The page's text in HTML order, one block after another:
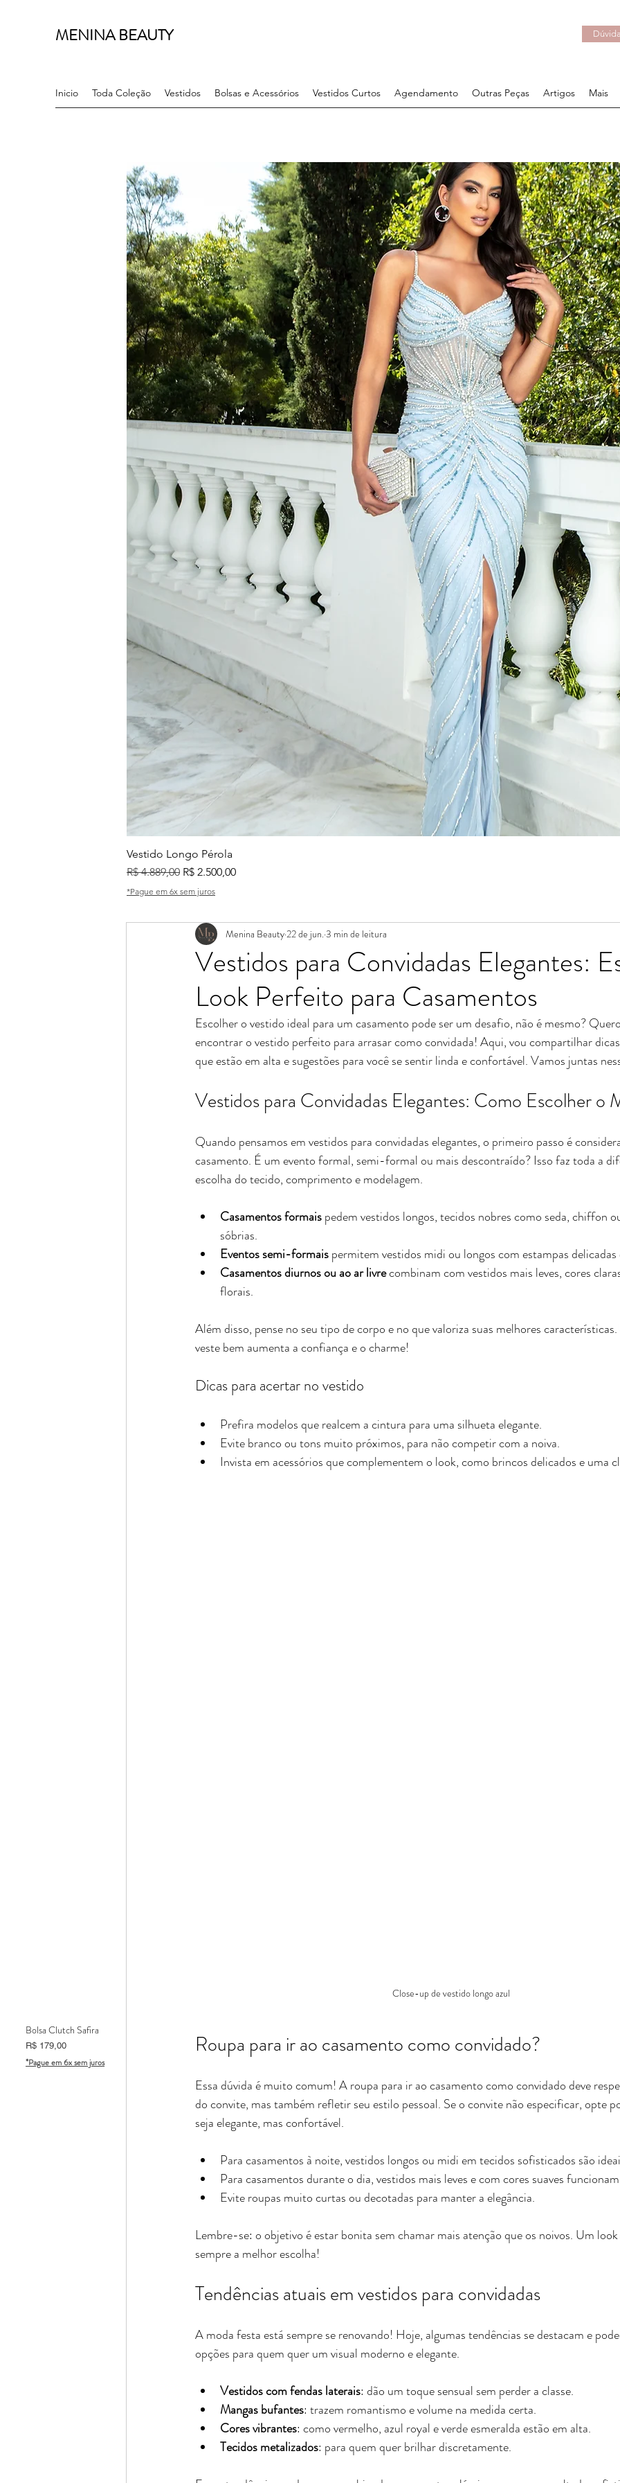
MENINA BEAUTY
Inicio Toda Coleção Vestidos Bolsas e Acessórios Vestidos Curtos Agendamento Outras Peças Artigos Mais
Vestido Longo Pérola
Preço normal
R$ 4.889,00 Preço promocional
R$ 2.500,00
*Pague em 6x sem juros
Bolsa Clutch Safira
Preço
R$ 179,00
*Pague em 6x sem juros
Vestidos para Convidadas Elegantes:
Look Perfeito para Casamentos
Menina Beauty22 de jun. 3 min de leitura
Escolher o vestido ideal para um casamento pode ser um desafio, não é mesmo?
encontrar o vestido perfeito para arrasar como convidada! Aqui, vou compartilhar
que estão em alta e sugestões para você se sentir linda e confortável. Vamos juntas
Vestidos para Convidadas Elegantes: Como Escolher o
Quando pensamos em vestidos para convidadas elegantes, o primeiro passo é
casamento. É um evento formal, semi-formal ou mais descontraído? Isso faz toda a
escolha do tecido, comprimento e modelagem.
Casamentos formais pedem vestidos longos, tecidos nobres como seda, chiffon
sóbrias.
Eventos semi-formais permitem vestidos midi ou longos com estampas
Casamentos diurnos ou ao ar livre combinam com vestidos mais leves, cores
florais.
Além disso, pense no seu tipo de corpo e no que valoriza suas melhores
veste bem aumenta a confiança e o charme!
Dicas para acertar no vestido
Prefira modelos que realcem a cintura para uma silhueta elegante.
Evite branco ou tons muito próximos, para não competir com a noiva.
Invista em acessórios que complementem o look, como brincos delicados e uma
Close-up de vestido longo azul
Roupa para ir ao casamento como convidado?
Essa dúvida é muito comum! A roupa para ir ao casamento como convidado deve
do convite, mas também refletir seu estilo pessoal. Se o convite não especificar, opte
seja elegante, mas confortável.
Para casamentos à noite, vestidos longos ou midi em tecidos sofisticados são
Para casamentos durante o dia, vestidos mais leves e com cores suaves
Evite roupas muito curtas ou decotadas para manter a elegância.
Lembre-se: o objetivo é estar bonita sem chamar mais atenção que os noivos. Um
sempre a melhor escolha!
Tendências atuais em vestidos para convidadas
A moda festa está sempre se renovando! Hoje, algumas tendências se destacam e
opções para quem quer um visual moderno e elegante.
Vestidos com fendas laterais: dão um toque sensual sem perder a classe.
Mangas bufantes: trazem romantismo e volume na medida certa.
Cores vibrantes: como vermelho, azul royal e verde esmeralda estão em alta.
Tecidos metalizados: para quem quer brilhar discretamente.